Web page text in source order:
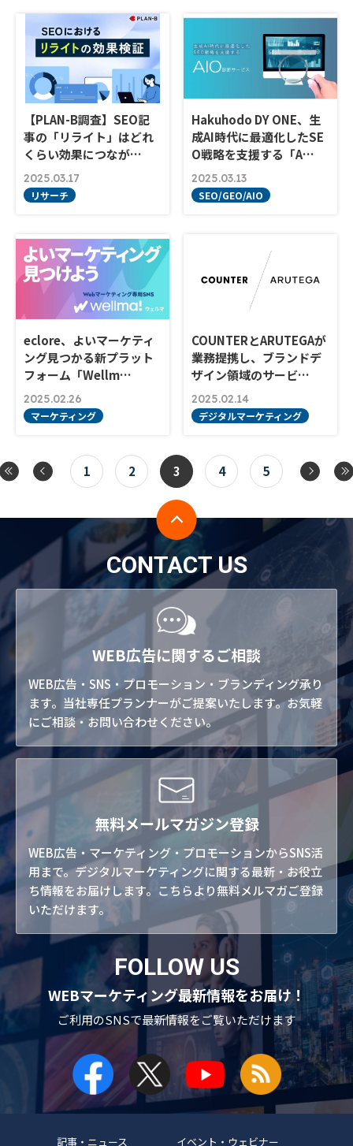
【PLAN-B調査】SEO記
事の「リライト」はどれ
くらい効果につなが…
2025.03.17
リサーチ
Hakuhodo DY ONE、生
成AI時代に最適化したSE
O戦略を支援する「A…
2025.03.13
SEO/GEO/AIO
eclore、よいマーケティ
ング見つかる新プラット
フォーム「Wellm…
2025.02.26
マーケティング
COUNTERとARUTEGAが
業務提携し、ブランドデ
ザイン領域のサービ…
2025.02.14
デジタルマーケティング
1 2 3 4 5
CONTACT US
WEB広告に関するご相談
WEB広告・SNS・プロモーション・ブランディング承り
ます。当社専任プランナーがご提案いたします。お気軽
にご相談・お問い合わせください。
無料メールマガジン登録
WEB広告・マーケティング・プロモーションからSNS活
用まで。デジタルマーケティングに関する最新・お役立
ち情報をお届けします。こちらより無料メルマガご登録
いただけます。
FOLLOW US
WEBマーケティング最新情報をお届け！
ご利用のSNSで最新情報をご覧いただけます
記事・ニュース イベント・ウェビナー